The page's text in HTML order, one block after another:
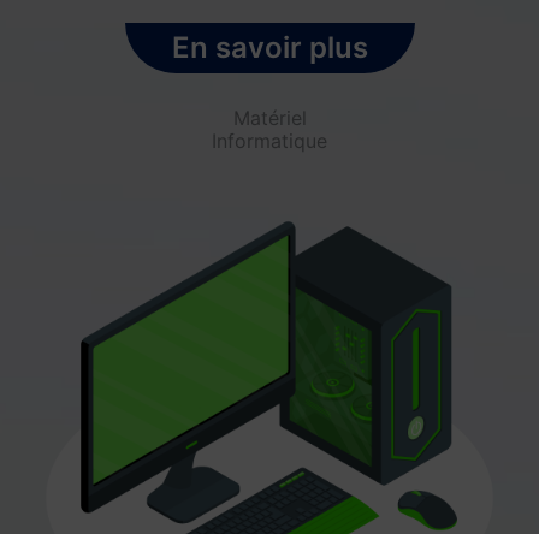
En savoir plus
Matériel
Informatique